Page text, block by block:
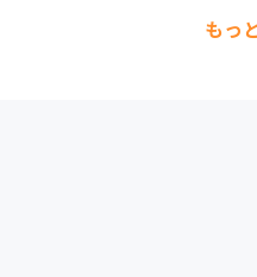
もっ